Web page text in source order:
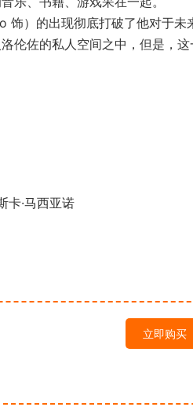
）的出现彻底打破了他对于未
伦佐的私人空间之中，但是，这
卡·马西亚诺
立即购买